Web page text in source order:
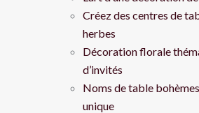
Créez des centres de
herbes
Décoration florale
d’invités
Noms de table
unique